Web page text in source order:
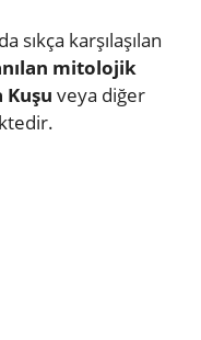
sıkça karşılaşılan
mitolojik
Kuşu veya diğer